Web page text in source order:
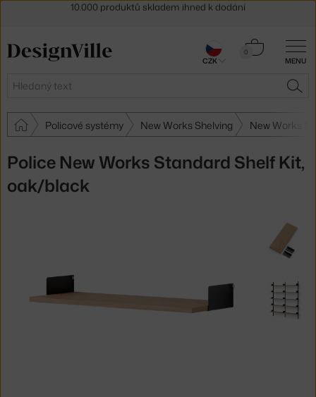
MENU
Hledat
0
Košík
Policové systémy New Works Shelving New Works
Police New Works Standard Shelf Kit,
oak/black
30 dní na vrácení zboží
CZK